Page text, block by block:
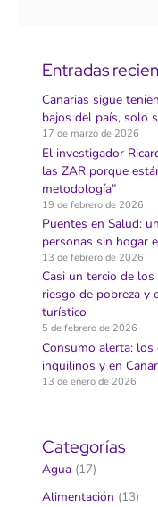
Entradas
Canarias sigue
bajos del país, solo
17 de marzo de 2026
El investigador
las ZAR porque
metodología”
19 de febrero de 2026
Puentes en Salud:
personas sin hogar
13 de febrero de 2026
Casi un tercio de
riesgo de pobreza y
turístico
5 de febrero de 2026
Consumo alerta:
inquilinos y en
13 de enero de 2026
Categorías
Agua (17)
Alimentación (13)